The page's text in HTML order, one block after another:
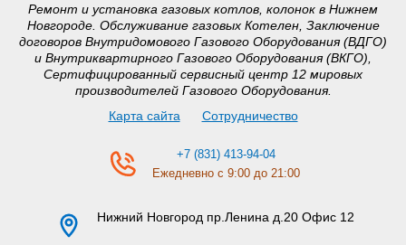
Ремонт и установка газовых котлов, колонок в Нижнем
Новгороде. Обслуживание газовых Котелен, Заключение
договоров Внутридомового Газового Оборудования (ВДГО)
и Внутриквартирного Газового Оборудования (ВКГО),
Сертифицированный сервисный центр 12 мировых
производителей Газового Оборудования.
Карта сайта
Сотрудничество
+7 (831) 413-94-04
Ежедневно с 9:00 до 21:00
Нижний Новгород пр.Ленина д.20 Офис 12